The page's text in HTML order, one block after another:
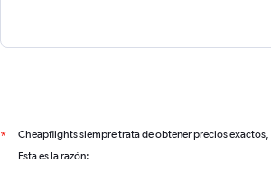
* Cheapflights siempre trata de obtener precios
Esta es la razón: